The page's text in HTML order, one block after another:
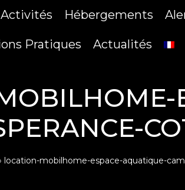
Activités Hébergements
Pratiques Actualités
location-mobilhome-espace-aquatique-